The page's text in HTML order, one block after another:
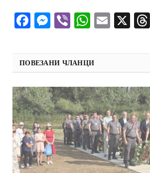
Facebook
Messenger
Viber Email
X
ПОВЕЗАНИ ЧЛАНЦИ